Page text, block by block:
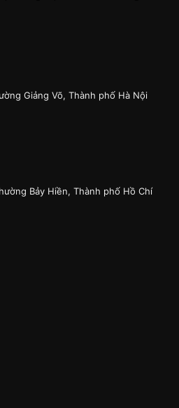
Giảng Võ, Thành phố Hà Nội
Bảy Hiền, Thành phố Hồ Chí